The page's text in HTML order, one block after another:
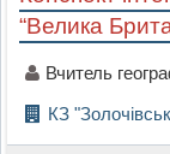
“Велика
Вчитель
КЗ